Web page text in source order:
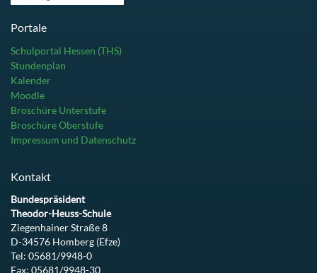
Portale
Schulportal Hessen (THS)
Stundenplan
Kalender
Moodle
Broschüre Unterstufe
Broschüre Oberstufe
Impressum und Datenschutz
Kontakt
Bundespräsident
Theodor-Heuss-Schule
Ziegenhainer Straße 8
D-34576 Homberg (Efze)
Tel: 05681/9948-0
Fax: 05681/9948-30